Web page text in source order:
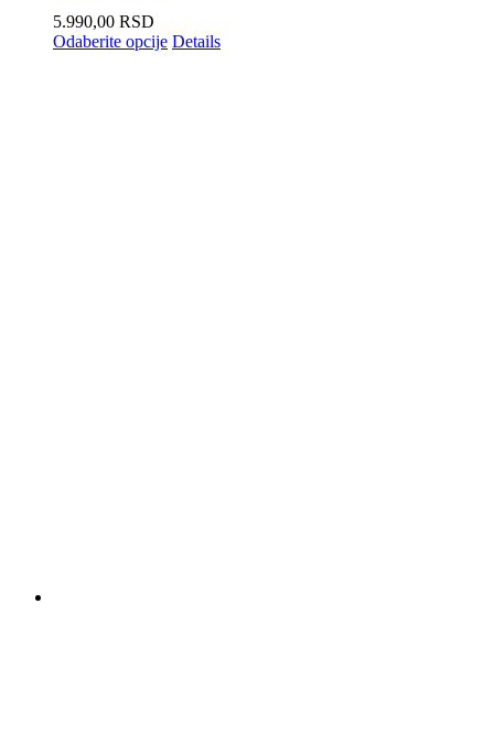
5.990,00 RSD
Odaberite opcije Details